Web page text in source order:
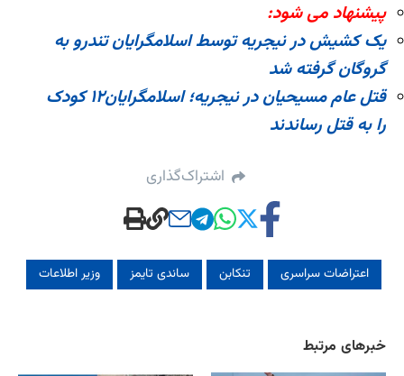
پیشنهاد می شود:
یک کشیش در نیجریه توسط اسلامگرایان تندرو به
گروگان گرفته شد
قتل عام مسیحیان در نیجریه؛ اسلامگرایان۱۲ کودک
را به قتل رساندند
اشتراک‌گذاری
اعتراضات سراسری تنکابن ساندی تایمز وزیر اطلاعات
خبرهای مرتبط